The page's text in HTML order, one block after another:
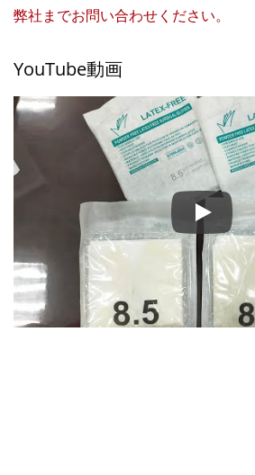
弊社までお問い合わせください。
YouTube動画
手術用